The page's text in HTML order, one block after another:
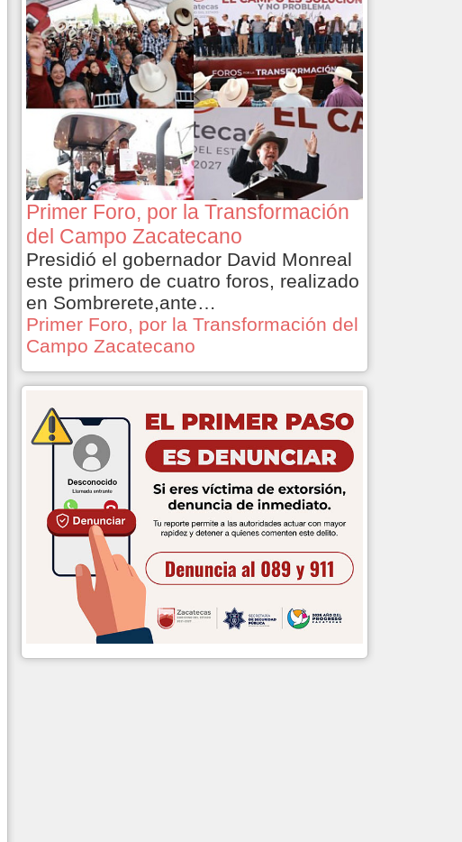
Primer Foro, por la Transformación
del Campo Zacatecano
Presidió el gobernador David Monreal
este primero de cuatro foros, realizado
en Sombrerete,ante…
Primer Foro, por la Transformación del
Campo Zacatecano